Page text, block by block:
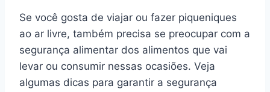
Se você gosta de viajar ou fazer piqueniques
ao ar livre, também precisa se preocupar com a
segurança alimentar dos alimentos que vai
levar ou consumir nessas ocasiões. Veja
algumas dicas para garantir a segurança